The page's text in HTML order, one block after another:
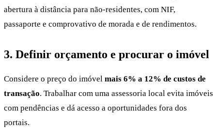
abertura à distância para não-residentes, com NIF,
passaporte e comprovativo de morada e de rendimentos.
3. Definir orçamento e procurar o imóvel
Considere o preço do imóvel mais 6% a 12% de custos de
transação. Trabalhar com uma assessoria local evita imóveis
com pendências e dá acesso a oportunidades fora dos
portais.